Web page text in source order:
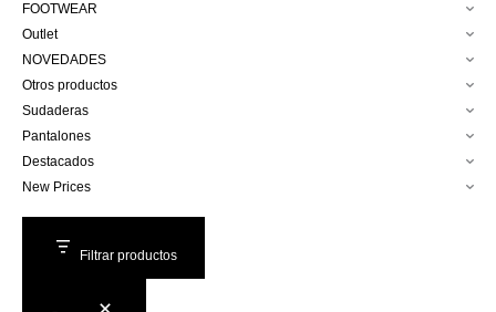
FOOTWEAR
Outlet
NOVEDADES
Otros productos
Sudaderas
Pantalones
Destacados
New Prices
Filtrar productos